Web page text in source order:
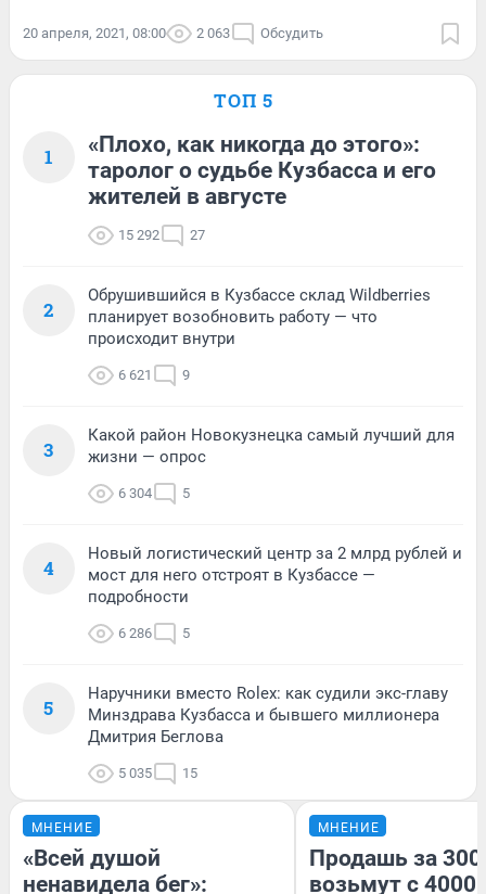
20 апреля, 2021, 08:00 2 063 Обсудить
ТОП 5
1
«Плохо, как никогда до этого»:
таролог о судьбе Кузбасса и его
жителей в августе
15 292 27
2
Обрушившийся в Кузбассе склад Wildberries
планирует возобновить работу — что
происходит внутри
6 621 9
3
Какой район Новокузнецка самый лучший для
жизни — опрос
6 304 5
4
Новый логистический центр за 2 млрд рублей и
мост для него отстроят в Кузбассе —
подробности
6 286 5
5
Наручники вместо Rolex: как судили экс-главу
Минздрава Кузбасса и бывшего миллионера
Дмитрия Беглова
5 035 15
МНЕНИЕ
«Всей душой
ненавидела бег»:
МНЕНИЕ
Продашь за
возьмут с